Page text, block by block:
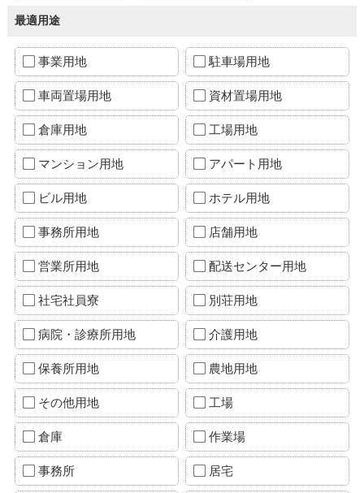
最適用途
事業用地 駐車場用地
車両置場用地 資材置場用地
倉庫用地 工場用地
マンション用地 アパート用地
ビル用地 ホテル用地
事務所用地 店舗用地
営業所用地 配送センター用地
社宅社員寮 別荘用地
病院・診療所用地 介護用地
保養所用地 農地用地
その他用地 工場
倉庫 作業場
事務所 居宅